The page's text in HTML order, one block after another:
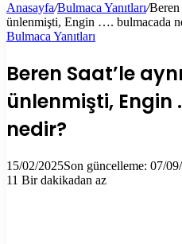
...
Anasayfa/Bulmaca Yanıtları/Beren
ünlenmişti, Engin …. bulmacada
Bulmaca Yanıtları
Beren Saat’le
ünlenmişti,
nedir?
15/02/2025Son güncelleme: 07/
11 Bir dakikadan az